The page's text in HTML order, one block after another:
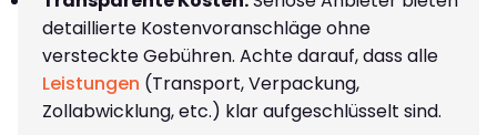
detaillierte Kostenvoranschläge ohne
versteckte Gebühren. Achte darauf, dass alle
Leistungen (Transport, Verpackung,
Zollabwicklung, etc.) klar aufgeschlüsselt sind.